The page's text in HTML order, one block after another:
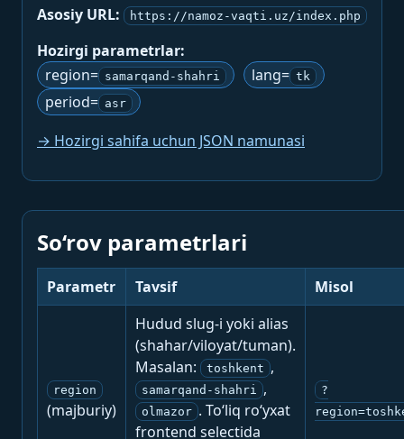
Asosiy URL:
https://namoz-vaqti.uz/index.php
Hozirgi parametrlar:
region= samarqand-shahri lang= tk
period= asr
→ Hozirgi sahifa uchun JSON namunasi
So‘rov parametrlari
Parametr Tavsif Misol
region
(majburiy)
Hudud slug-i yoki alias
(shahar/viloyat/tuman).
Masalan:
toshkent ,
samarqand-shahri ,
olmazor . To‘liq ro‘yxat
frontend selectida
?